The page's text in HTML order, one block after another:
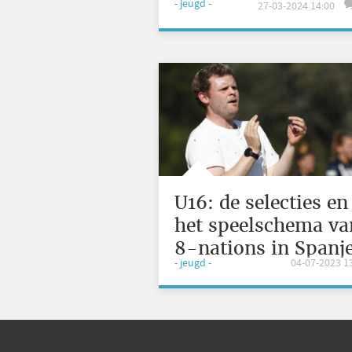
Jongens U18
- jeugd - 27-03-2024 14:00
U16: de selecties en
het speelschema
8-nations in
- jeugd - 04-07-2023